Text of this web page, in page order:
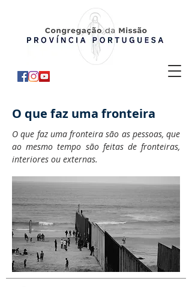
O que faz uma fronteira
O que faz uma fronteira são as pessoas, que
ao mesmo tempo são feitas de fronteiras,
interiores ou externas.